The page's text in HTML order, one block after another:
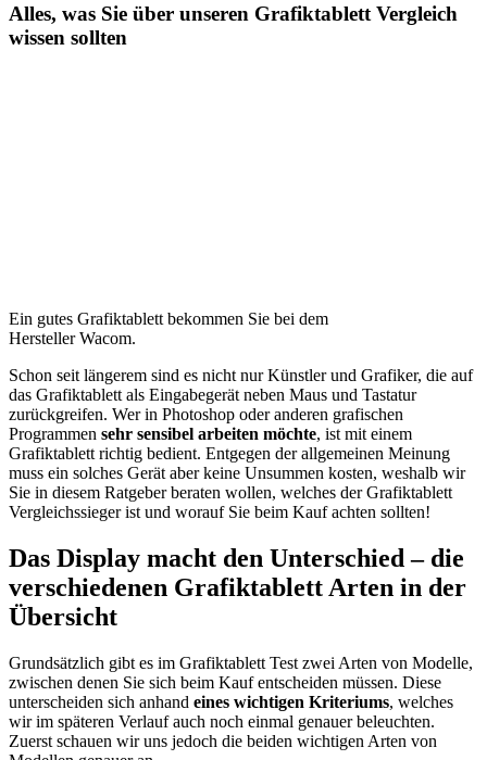
Alles, was Sie über unseren Grafiktablett Vergleich
wissen sollten
Ein gutes Grafiktablett bekommen Sie bei dem
Hersteller Wacom.
Schon seit längerem sind es nicht nur Künstler und Grafiker, die auf
das Grafiktablett als Eingabegerät neben Maus und Tastatur
zurückgreifen. Wer in Photoshop oder anderen grafischen
Programmen sehr sensibel arbeiten möchte, ist mit einem
Grafiktablett richtig bedient. Entgegen der allgemeinen Meinung
muss ein solches Gerät aber keine Unsummen kosten, weshalb wir
Sie in diesem Ratgeber beraten wollen, welches der Grafiktablett
Vergleichssieger ist und worauf Sie beim Kauf achten sollten!
Das Display macht den Unterschied – die
verschiedenen Grafiktablett Arten in der
Übersicht
Grundsätzlich gibt es im Grafiktablett Test zwei Arten von Modelle,
zwischen denen Sie sich beim Kauf entscheiden müssen. Diese
unterscheiden sich anhand eines wichtigen Kriteriums, welches
wir im späteren Verlauf auch noch einmal genauer beleuchten.
Zuerst schauen wir uns jedoch die beiden wichtigen Arten von